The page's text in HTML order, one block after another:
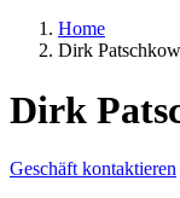
Home
Dirk
Dirk
Geschäft kontaktieren